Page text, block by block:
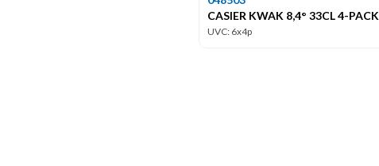
CASIER KWAK 8,4° 33CL 4-PACK
UVC: 6x4p